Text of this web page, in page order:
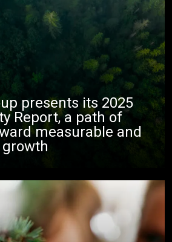
presents its 2025
Report, a path of
measurable and